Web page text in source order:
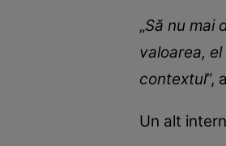
„Să nu mai
valoarea,
contextul”,
Un alt